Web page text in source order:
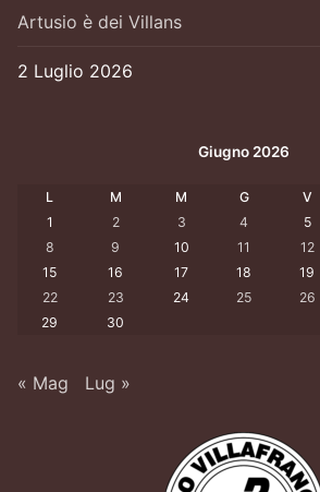
Artusio è dei Villans
2 Luglio 2026
Giugno 2026
L M M G V
1
2 3 4 5
8
9 10 11 12
15
16 17 18 19
22
23 24 25 26
29
30
« Mag Lug »